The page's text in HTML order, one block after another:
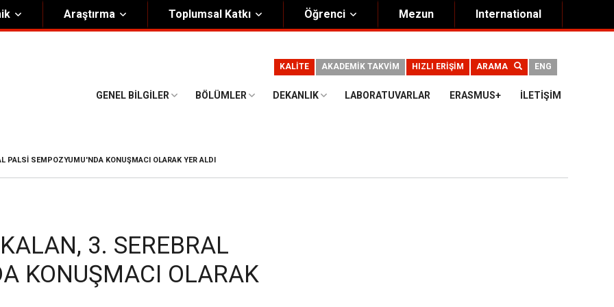
Şeması Eğiticinin Eğitimi Programı
Araştırma Toplumsal Katkı Öğrenci Mezun International
ENG
ARAMA
HIZLI ERİŞİM
AKADEMİK TAKVİM
KALİTE
GENEL BILGILER BÖLÜMLER DEKANLIK LABORATUVARLAR ERASMUS+ İLETIŞIM
PALSI SEMPOZYUMU'NDA KONUŞMACI OLARAK YER ALDI
3. SEREBRAL
KONUŞMACI OLARAK